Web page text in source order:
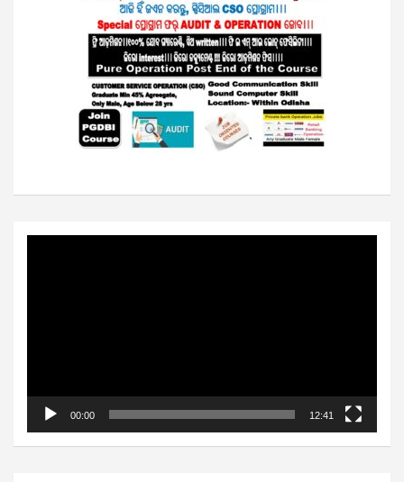
00:00 12:41